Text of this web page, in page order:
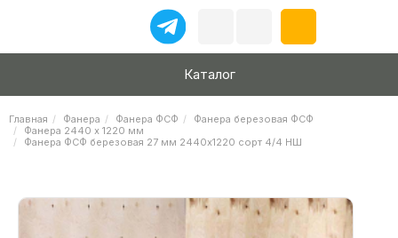
Каталог
Главная Фанера Фанера ФСФ
Фанера березовая ФСФ
Фанера 2440 х 1220 мм
Фанера ФСФ березовая 27 мм 2440х1220 сорт 4/4 НШ